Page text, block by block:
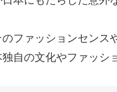
ファッションセンス
自の文化やファッシ